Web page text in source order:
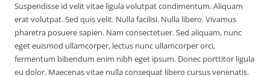
Suspendisse id velit vitae ligula volutpat condimentum. Aliquam
erat volutpat. Sed quis velit. Nulla facilisi. Nulla libero. Vivamus
pharetra posuere sapien. Nam consectetuer. Sed aliquam, nunc
eget euismod ullamcorper, lectus nunc ullamcorper orci,
fermentum bibendum enim nibh eget ipsum. Donec porttitor ligula
eu dolor. Maecenas vitae nulla consequat libero cursus venenatis.